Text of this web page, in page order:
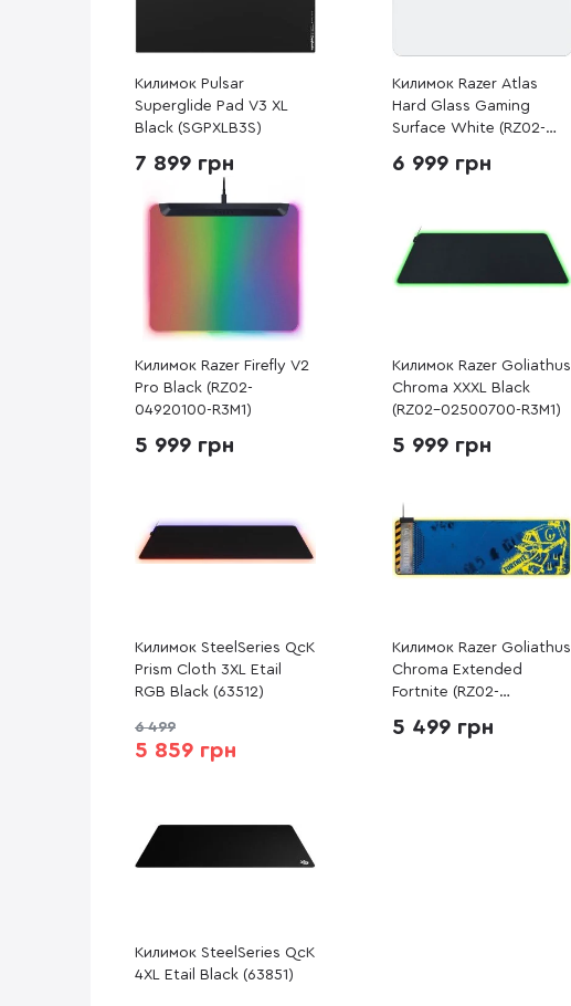
Килимок Pulsar
Superglide Pad V3 XL
Black (SGPXLB3S)
7 899 грн
Килимок Razer Atlas
Hard Glass Gaming
Surface White (RZ02-
6 999 грн
Килимок Razer Firefly V2
Pro Black (RZ02-
04920100-R3M1)
5 999 грн
Килимок Razer Goliathus
Chroma XXXL Black
(RZ02-02500700-R3M1)
5 999 грн
Килимок SteelSeries QcK
Prism Cloth 3XL Etail
RGB Black (63512)
6 499
5 859 грн
Килимок Razer Goliathus
Chroma Extended
Fortnite (RZ02-
5 499 грн
Килимок SteelSeries QcK
4XL Etail Black (63851)